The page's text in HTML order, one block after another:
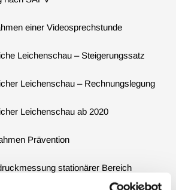
einer Videosprechstunde
Leichenschau – Steigerungssatz
Leichenschau – Rechnungslegung
Leichenschau ab 2020
Prävention
stationärer Bereich